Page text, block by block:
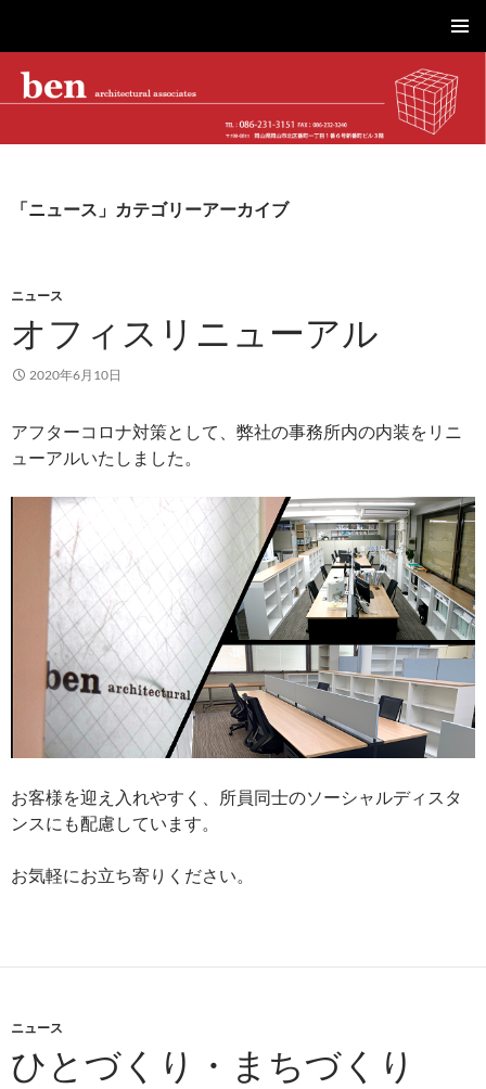
ニュー
キ「ニュース」カテゴリーアーカイブ
ニュース
オフィスリニューアル
2020年6月10日
アフターコロナ対策として、弊社の事務所内の内装をリニ
ューアルいたしました。
お客様を迎え入れやすく、所員同士のソーシャルディスタ
ンスにも配慮しています。
お気軽にお立ち寄りください。
ニュース
ひとづくり・まちづくり